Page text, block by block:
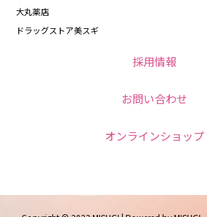
大丸薬店
ドラッグストア美スギ
採用情報
お問い合わせ
オンラインショップ